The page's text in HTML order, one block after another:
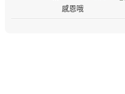
感恩哦